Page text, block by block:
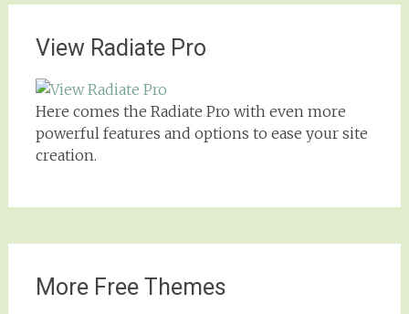
View Radiate Pro
Here comes the Radiate Pro with even more
powerful features and options to ease your site
creation.
More Free Themes